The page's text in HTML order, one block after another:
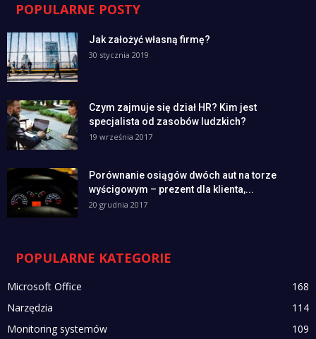
POPULARNE POSTY
Jak założyć własną firmę?
30 stycznia 2019
Czym zajmuje się dział HR? Kim jest
specjalista od zasobów ludzkich?
19 września 2017
Porównanie osiągów dwóch aut na torze
wyścigowym – prezent dla klienta,...
20 grudnia 2017
POPULARNE KATEGORIE
Microsoft Office
168
Narzędzia
114
Monitoring systemów
109